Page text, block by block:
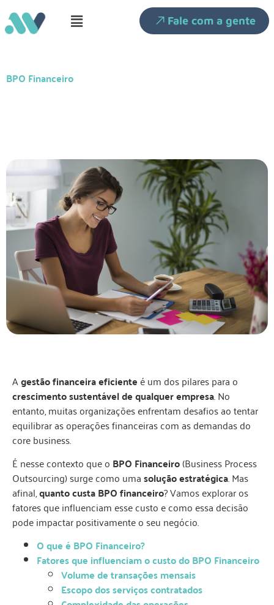
Fale com a gente
BPO Financeiro
Agestão financeira eficienteé um dos pilares para o
crescimento sustentável de qualquer empresa. No
entanto, muitas organizações enfrentam desafios ao tentar
equilibrar as operações financeiras com as demandas do
core business.
É nesse contexto que o BPO Financeiro(Business Process
Outsourcing) surge como umasolução estratégica. Mas
afinal,quanto custa BPO financeiro? Vamos explorar os
fatores que influenciam esse custo e como essa decisão
pode impactar positivamente o seu negócio.
O que é BPO Financeiro?
Fatores que influenciam o custo do BPO Financeiro
Volume de transações mensais
Escopo dos serviços contratados